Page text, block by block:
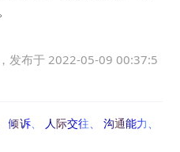
发布于 2022-05-09 00:37:5
倾诉 人际交往
沟通能力